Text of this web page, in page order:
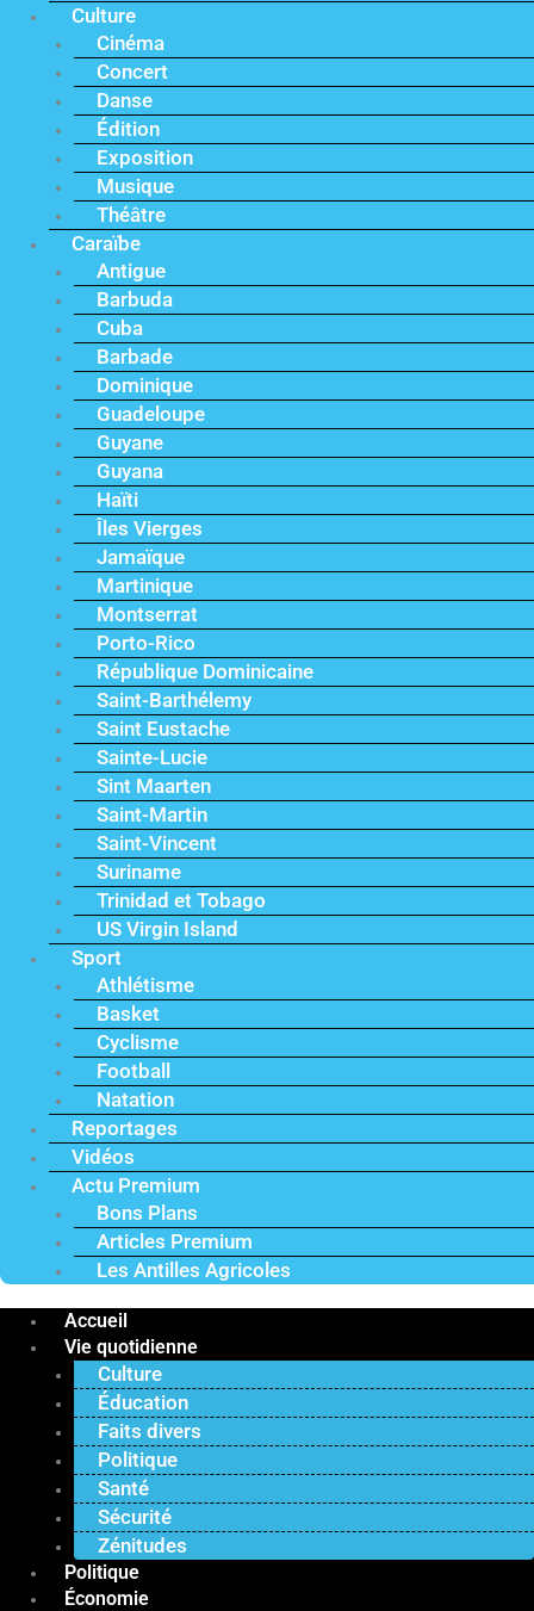
Culture
Cinéma
Concert
Danse
Édition
Exposition
Musique
Théâtre
Caraïbe
Antigue
Barbuda
Cuba
Barbade
Dominique
Guadeloupe
Guyane
Guyana
Haïti
Îles Vierges
Jamaïque
Martinique
Montserrat
Porto-Rico
République Dominicaine
Saint-Barthélemy
Saint Eustache
Sainte-Lucie
Sint Maarten
Saint-Martin
Saint-Vincent
Suriname
Trinidad et Tobago
US Virgin Island
Sport
Athlétisme
Basket
Cyclisme
Football
Natation
Reportages
Vidéos
Actu Premium
Bons Plans
Articles Premium
Les Antilles Agricoles
Accueil
Vie quotidienne
Culture
Éducation
Faits divers
Politique
Santé
Sécurité
Zénitudes
Politique
Économie